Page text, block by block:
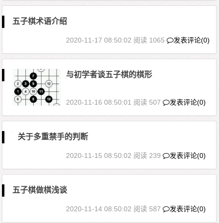
五子棋术语介绍
2020-11-17 08:50:02 阅读 1065 发表评论(0)
与初学者谈五子棋的棋形
2020-11-16 08:50:01 阅读 507 发表评论(0)
关于多重禁手的判断
2020-11-15 08:50:02 阅读 239 发表评论(0)
五子棋做棋浅谈
2020-11-14 08:50:02 阅读 587 发表评论(0)